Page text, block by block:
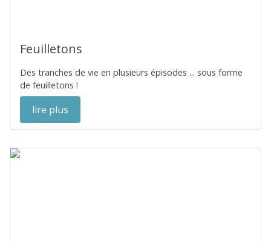
Feuilletons
Des tranches de vie en plusieurs épisodes ... sous forme
de feuilletons !
lire plus